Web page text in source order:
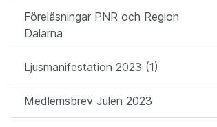
Föreläsningar PNR och Region
Dalarna
Ljusmanifestation 2023 (1)
Medlemsbrev Julen 2023